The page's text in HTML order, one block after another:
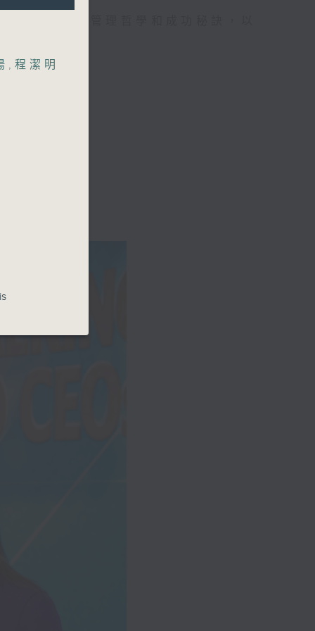
, 程潔明